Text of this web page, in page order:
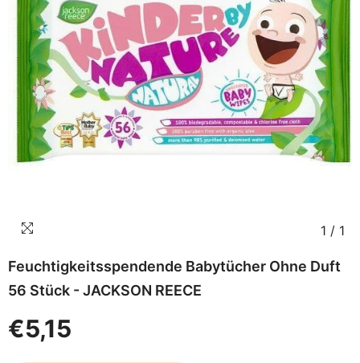
1 / 1
Feuchtigkeitsspendende Babytücher Ohne Duft
56 Stück - JACKSON REECE
€5,15